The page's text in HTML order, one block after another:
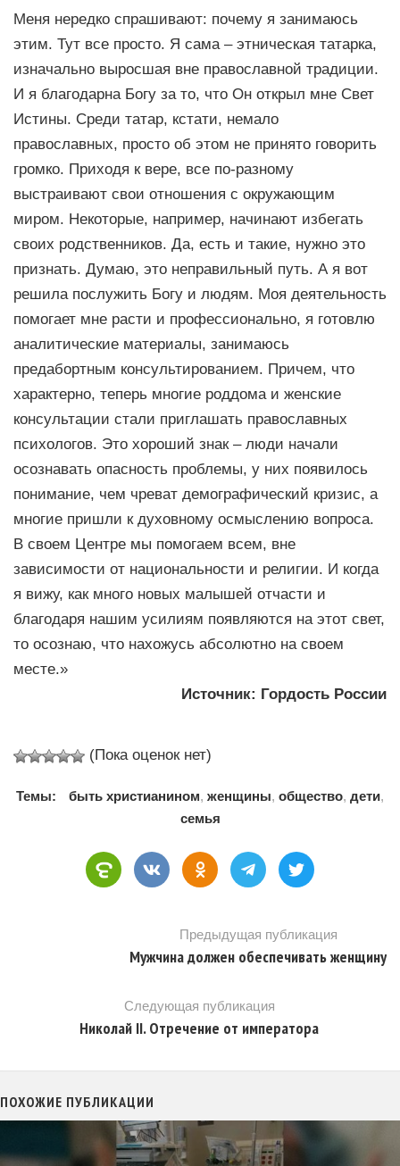
Меня нередко спрашивают: почему я занимаюсь
этим. Тут все просто. Я сама – этническая татарка,
изначально выросшая вне православной традиции.
И я благодарна Богу за то, что Он открыл мне Свет
Истины. Среди татар, кстати, немало
православных, просто об этом не принято говорить
громко. Приходя к вере, все по-разному
выстраивают свои отношения с окружающим
миром. Некоторые, например, начинают избегать
своих родственников. Да, есть и такие, нужно это
признать. Думаю, это неправильный путь. А я вот
решила послужить Богу и людям. Моя деятельность
помогает мне расти и профессионально, я готовлю
аналитические материалы, занимаюсь
предабортным консультированием. Причем, что
характерно, теперь многие роддома и женские
консультации стали приглашать православных
психологов. Это хороший знак – люди начали
осознавать опасность проблемы, у них появилось
понимание, чем чреват демографический кризис, а
многие пришли к духовному осмыслению вопроса.
В своем Центре мы помогаем всем, вне
зависимости от национальности и религии. И когда
я вижу, как много новых малышей отчасти и
благодаря нашим усилиям появляются на этот свет,
то осознаю, что нахожусь абсолютно на своем
месте.»
Источник: Гордость России
(Пока оценок нет)
Темы: быть христианином, женщины, общество, дети,
семья
Предыдущая публикация
Мужчина должен обеспечивать женщину
Следующая публикация
Николай II. Отречение от императора
ПОХОЖИЕ ПУБЛИКАЦИИ